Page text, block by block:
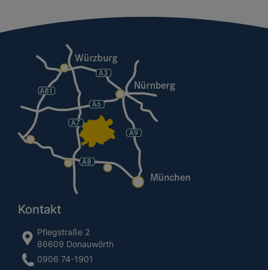
Kontakt
Pflegstraße 2
86609 Donauwörth
0906 74-1901